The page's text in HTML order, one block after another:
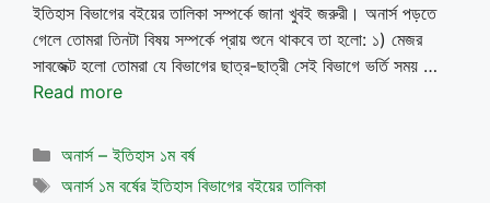
ইতিহাস বিভাগের বইয়ের তালিকা সম্পর্কে জানা খুবই জরুরী। অনার্স পড়তে
গেলে তোমরা তিনটা বিষয় সম্পর্কে প্রায় শুনে থাকবে তা হলো: ১) মেজর
সাবজেক্ট হলো তোমরা যে বিভাগের ছাত্র-ছাত্রী সেই বিভাগে ভর্তি সময় …
Read more
Categories
অনার্স – ইতিহাস ১ম বর্ষ
Tags
অনার্স ১ম বর্ষের ইতিহাস বিভাগের বইয়ের তালিকা